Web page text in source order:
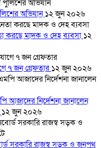
অভিযান১২ জুন ২০২৬
করছে মাদক ও দেহ ব্যবসা ১২
৭ জন গ্রেফতার১২ জুন ২০২৬
আজাদের নির্দেশনা জানালেন
১২ জুন ২০২৬
সরকারি রাজস্ব সড়ক ও জনপথ